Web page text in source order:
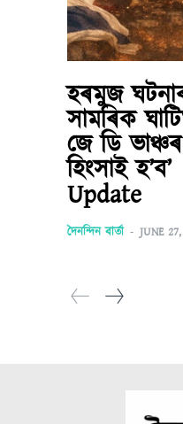
হৰমুজ
সামৰিক
জে ডি
হিংসাই
Update
দৈনন্দিন বাৰ্তা - JUNE